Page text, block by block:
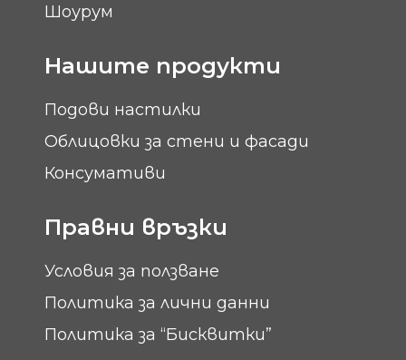
Шоурум
Нашите продукти
Подови настилки
Облицовки за стени и фасади
Консумативи
Правни връзки
Условия за ползване
Политика за лични данни
Политика за “Бисквитки”